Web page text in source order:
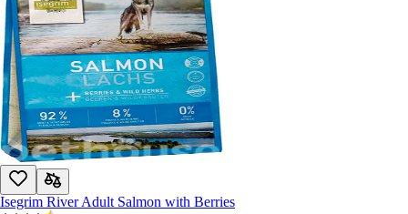
Isegrim River Adult Salmon with Berries